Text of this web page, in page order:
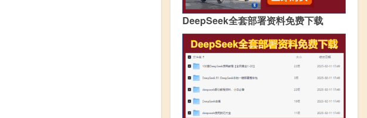
DeepSeek全套部署资料免费下载